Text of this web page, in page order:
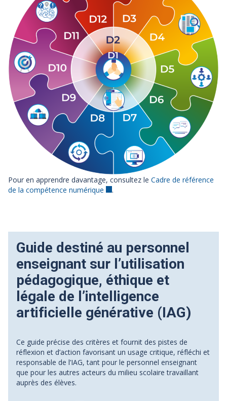
Pour en apprendre davantage, consultez le Cadre de référence
de la compétence numérique
.
Guide destiné au personnel
enseignant sur l’utilisation
pédagogique, éthique et
légale de l’intelligence
artificielle générative (IAG)
Ce guide précise des critères et fournit des pistes de
réflexion et d’action favorisant un usage critique, réfléchi et
responsable de l’IAG, tant pour le personnel enseignant
que pour les autres acteurs du milieu scolaire travaillant
auprès des élèves.